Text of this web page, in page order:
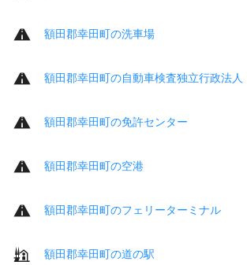
額田郡幸田町の洗車場
額田郡幸田町の自動車検査独立行政法人
額田郡幸田町の免許センター
額田郡幸田町の空港
額田郡幸田町のフェリーターミナル
額田郡幸田町の道の駅